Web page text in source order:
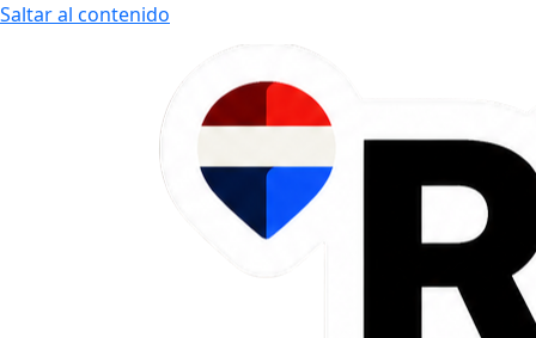
Saltar al contenido